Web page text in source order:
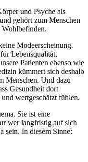
und Psyche als
gehört zum Menschen
Wohlbefinden.
Modeerscheinung.
Lebensqualität,
Patienten ebenso wie
kümmert sich deshalb
Menschen. Und dazu
Gesundheit dort
wertgeschätzt fühlen.
Sie ist eine
wer langfristig auf sich
sein. In diesem Sinne: